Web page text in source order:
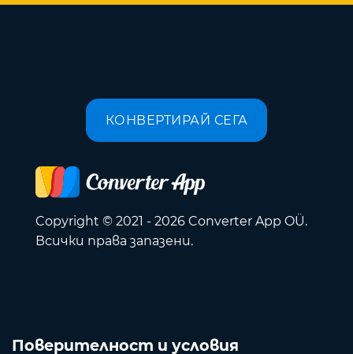
КОНВЕРТИРАЙ СЕГА
Copyright © 2021 - 2026 Converter App OÜ.
Всички права запазени.
Поверителност и условия